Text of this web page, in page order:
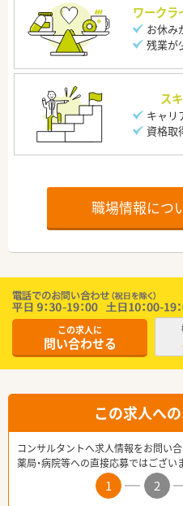
ワークラ
お休み
残業が
ス
キャリ
資格取
職場情報につ
この求人に
問い合わせる
この求人へ
コンサルタントへ求人情報をお問い
薬局・病院等への直接応募ではござい
1 2